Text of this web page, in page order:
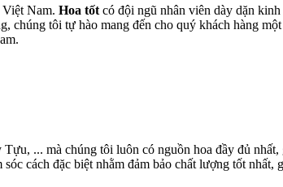
Nam. Hoa tốt có đội ngũ nhân viên dày dặn
chúng tôi tự hào mang đến cho quý khách hàng
... mà chúng tôi luôn có nguồn hoa đầy đủ
cách đặc biệt nhằm đảm bảo chất lượng tốt nhất,